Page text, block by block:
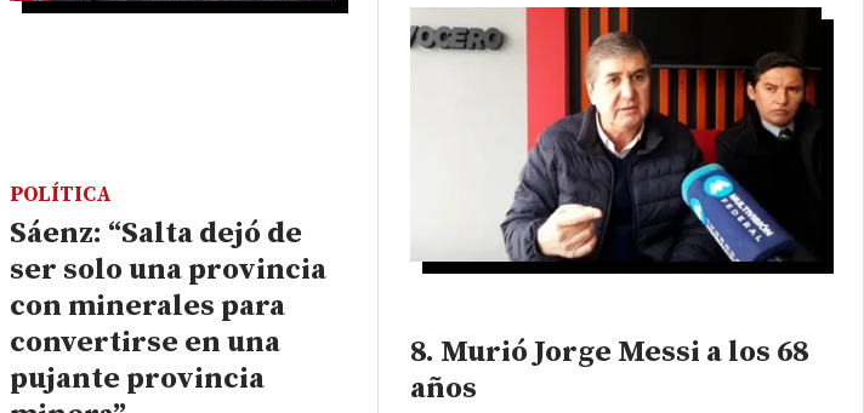
Sáenz: “Salta dejó de
ser solo una provincia
con minerales para
convertirse en una
pujante provincia
POLÍTICA
Murió Jorge Messi a los 68
años